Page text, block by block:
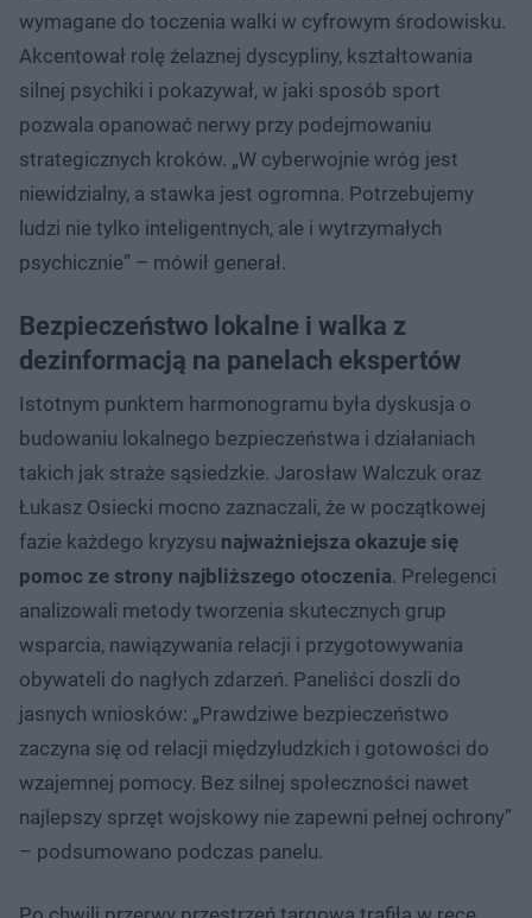
wymagane do toczenia walki w cyfrowym środowisku.
Akcentował rolę żelaznej dyscypliny, kształtowania
silnej psychiki i pokazywał, w jaki sposób sport
pozwala opanować nerwy przy podejmowaniu
strategicznych kroków. „W cyberwojnie wróg jest
niewidzialny, a stawka jest ogromna. Potrzebujemy
ludzi nie tylko inteligentnych, ale i wytrzymałych
psychicznie” – mówił generał.
Bezpieczeństwo lokalne i walka z
dezinformacją na panelach ekspertów
Istotnym punktem harmonogramu była dyskusja o
budowaniu lokalnego bezpieczeństwa i działaniach
takich jak straże sąsiedzkie. Jarosław Walczuk oraz
Łukasz Osiecki mocno zaznaczali, że w początkowej
fazie każdego kryzysu najważniejsza okazuje się
pomoc ze strony najbliższego otoczenia. Prelegenci
analizowali metody tworzenia skutecznych grup
wsparcia, nawiązywania relacji i przygotowywania
obywateli do nagłych zdarzeń. Paneliści doszli do
jasnych wniosków: „Prawdziwe bezpieczeństwo
zaczyna się od relacji międzyludzkich i gotowości do
wzajemnej pomocy. Bez silnej społeczności nawet
najlepszy sprzęt wojskowy nie zapewni pełnej ochrony”
– podsumowano podczas panelu.